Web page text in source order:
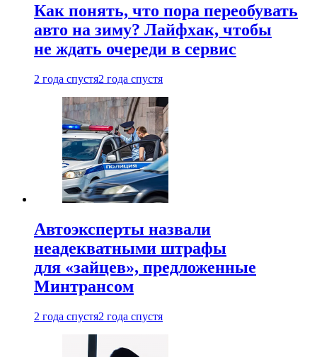
Как понять, что пора переобувать
авто на зиму? Лайфхак, чтобы
не ждать очереди в сервис
2 года спустя2 года спустя
Автоэксперты назвали
неадекватными штрафы
для «зайцев», предложенные
Минтрансом
2 года спустя2 года спустя